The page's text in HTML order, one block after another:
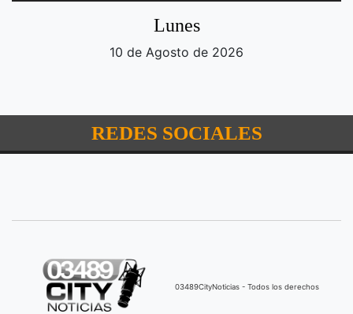
Lunes
10 de Agosto de 2026
REDES SOCIALES
03489CityNoticias - Todos los derechos